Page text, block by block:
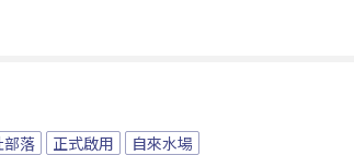
部落 正式啟用 自來水場